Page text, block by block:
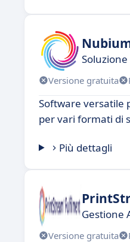
Versione gratuita
Software versatile
per vari formati di
Più dettagli
Gestione
Versione gratuita